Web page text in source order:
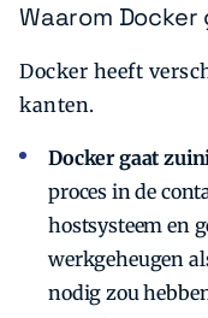
Waarom
Docker heeft
kanten.
Docker gaat
proces in de
hostsysteem en
werkgeheugen
nodig zou